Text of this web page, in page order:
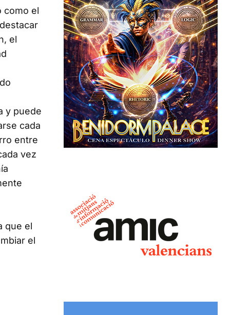
como el
el
y puede
cada
entre
vez
que el
el